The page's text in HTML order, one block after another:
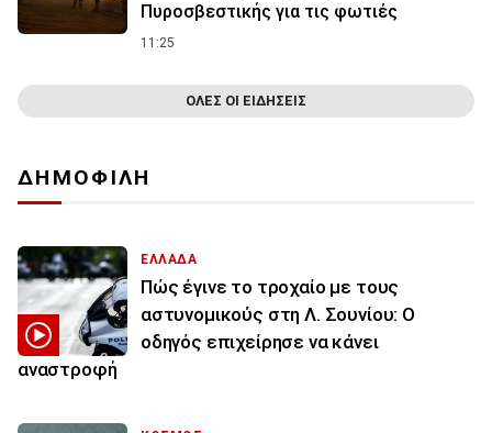
Πυροσβεστικής για τις φωτιές
11:25
ΟΛΕΣ ΟΙ ΕΙΔΗΣΕΙΣ
ΔΗΜΟΦΙΛΗ
ΕΛΛΑΔΑ
Πώς έγινε το τροχαίο με τους
αστυνομικούς στη Λ. Σουνίου: Ο
οδηγός επιχείρησε να κάνει
αναστροφή